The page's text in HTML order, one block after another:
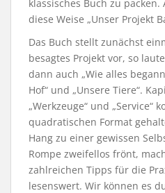
klassisches Buch zu
diese Weise „Unser Projekt
Das Buch stellt zunächst
besagtes Projekt vor, so
dann auch „Wie alles
Hof“ und „Unsere Tiere“.
„Werkzeuge“ und „Service“
quadratischen Format
Hang zu einer gewissen
Rompe zweifellos frönt,
zahlreichen Tipps für die
lesenswert. Wir können es